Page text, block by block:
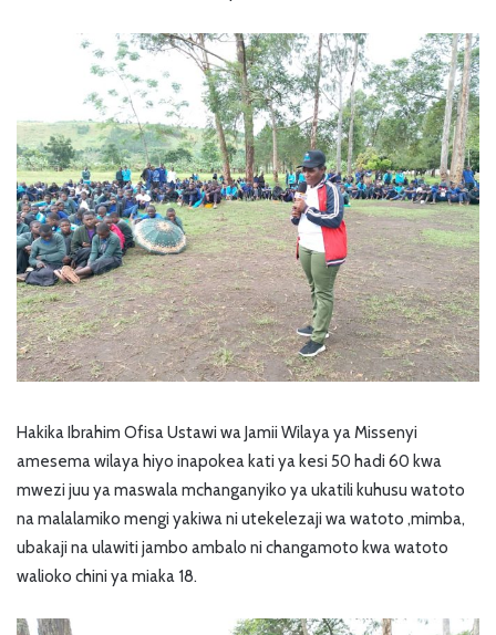
Hakika Ibrahim Ofisa Ustawi wa Jamii Wilaya ya Missenyi
amesema wilaya hiyo inapokea kati ya kesi 50 hadi 60 kwa
mwezi juu ya maswala mchanganyiko ya ukatili kuhusu watoto
na malalamiko mengi yakiwa ni utekelezaji wa watoto ,mimba,
ubakaji na ulawiti jambo ambalo ni changamoto kwa watoto
walioko chini ya miaka 18.